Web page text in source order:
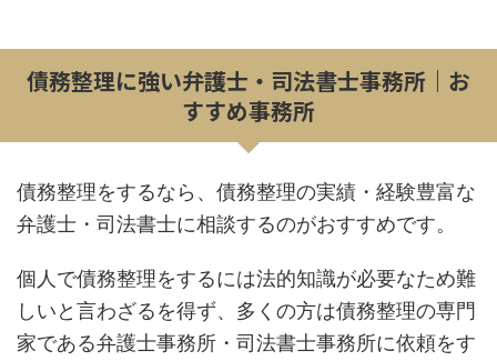
債務整理に強い弁護士・司法書士事務所｜お
すすめ事務所
債務整理をするなら、債務整理の実績・経験豊富な
弁護士・司法書士に相談するのがおすすめです。
個人で債務整理をするには法的知識が必要なため難
しいと言わざるを得ず、多くの方は債務整理の専門
家である弁護士事務所・司法書士事務所に依頼をす